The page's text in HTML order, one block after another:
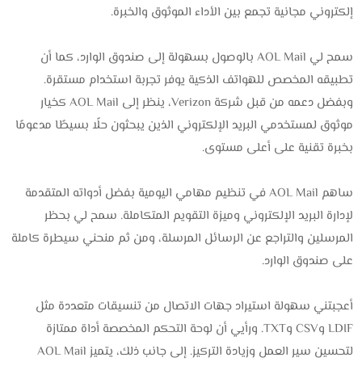
إلكتروني مجانية تجمع بين الأداء الموثوق والخبرة.
سمح لي AOL Mail بالوصول بسهولة إلى صندوق الوارد، كما أن
تطبيقه المخصص للهواتف الذكية يوفر تجربة استخدام مستقرة.
وبفضل دعمه من قبل شركة Verizon، ينظر إلى AOL Mail كخيار
موثوق لمستخدمي البريد الإلكتروني الذين يبحثون حلًا بسيطًا مدعومًا
بخبرة تقنية على أعلى مستوى.
ساهم AOL Mail في تنظيم مهامي اليومية بفضل أدواته المتقدمة
لإدارة البريد الإلكتروني وميزة التقويم المتكاملة. سمح لي بحظر
المرسلين والتراجع عن الرسائل المرسلة، ومن ثم منحني سيطرة كاملة
على صندوق الوارد.
أعجبتني سهولة استيراد جهات الاتصال من تنسيقات متعددة مثل
LDIF وCSV وTXT. ورأيي أن لوحة التحكم المخصصة أداة ممتازة
لتحسين سير العمل وزيادة التركيز. إلى جانب ذلك، يتميز AOL Mail